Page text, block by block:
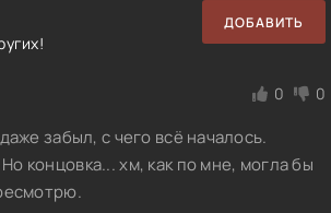
ДОБАВИТЬ
0 0
забыл, с чего всё началось.
концовка... хм, как по мне, могла бы